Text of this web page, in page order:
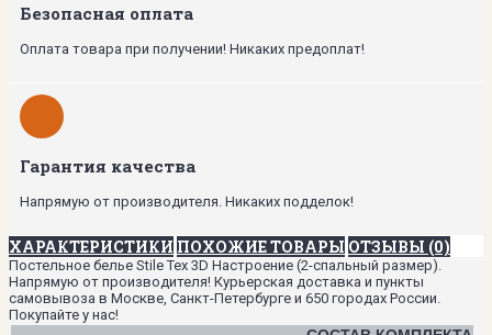
Безопасная оплата
Оплата товара при получении! Никаких предоплат!
Гарантия качества
Напрямую от производителя. Никаких подделок!
ХАРАКТЕРИСТИКИ ПОХОЖИЕ ТОВАРЫ ОТЗЫВЫ (0)
Постельное белье Stile Tex 3D Настроение (2-спальный размер).
Напрямую от производителя! Курьерская доставка и пункты
самовывоза в Москве, Санкт-Петербурге и 650 городах России.
Покупайте у нас!